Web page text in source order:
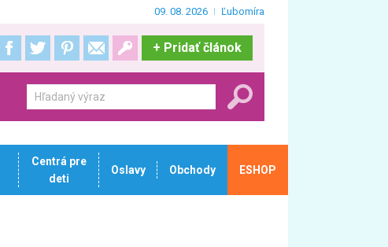
09. 08. 2026 Ľubomíra
+ Pridať článok
Centrá pre
deti
Oslavy Obchody ESHOP